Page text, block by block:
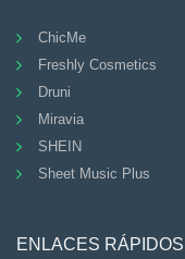
ChicMe
Freshly Cosmetics
Druni
Miravia
SHEIN
Sheet Music Plus
ENLACES RÁPIDOS